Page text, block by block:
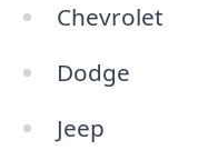
Chevrolet
Dodge
Jeep